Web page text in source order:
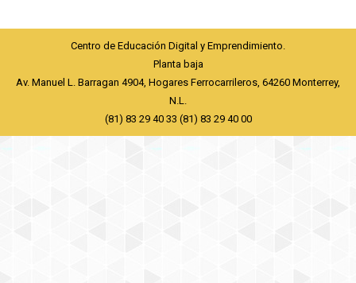
Centro de Educación Digital y Emprendimiento.
Planta baja
Av. Manuel L. Barragan 4904, Hogares Ferrocarrileros, 64260 Monterrey,
N.L.
(81) 83 29 40 33 (81) 83 29 40 00